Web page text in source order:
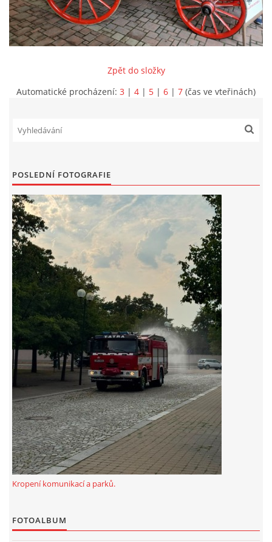
INFORMACE
Sbor dobrovolných hasičů Koterov
Koterovská náves 15
326 00 Plzeň
záznamník/fax.377443505 mob.725725474
hasicikoterov@email.cz
© 2026 eStránky.cz |RSS|WebSlice |Tisk|Aktualizováno: 4. 8. 2026
Nahoru ↑
Zpět do složky
Automatické procházení: 3 | 4 | 5 | 6 | 7 (čas ve vteřinách)
POSLEDNÍ FOTOGRAFIE
Kropení komunikací a parků.
FOTOALBUM